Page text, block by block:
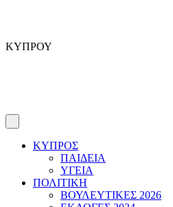
ΚΥΠΡΟΥ
ΚΥΠΡΟΣ
ΠΑΙΔΕΙΑ
ΥΓΕΙΑ
ΠΟΛΙΤΙΚΗ
ΒΟΥΛΕΥΤΙΚΕΣ 2026